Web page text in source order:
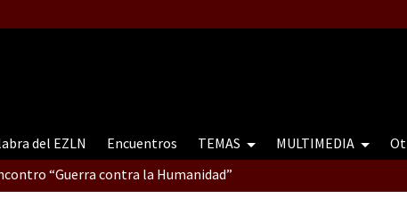
del EZLN Encuentros TEMAS MULTIMEDIA
“Guerra contra la Humanidad”